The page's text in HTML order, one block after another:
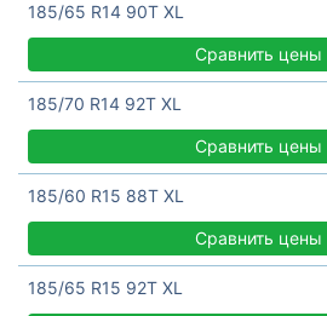
185/65 R14 90T XL
Сравнить цены
185/70 R14 92T XL
Сравнить цены
185/60 R15 88T XL
Сравнить цены
185/65 R15 92T XL